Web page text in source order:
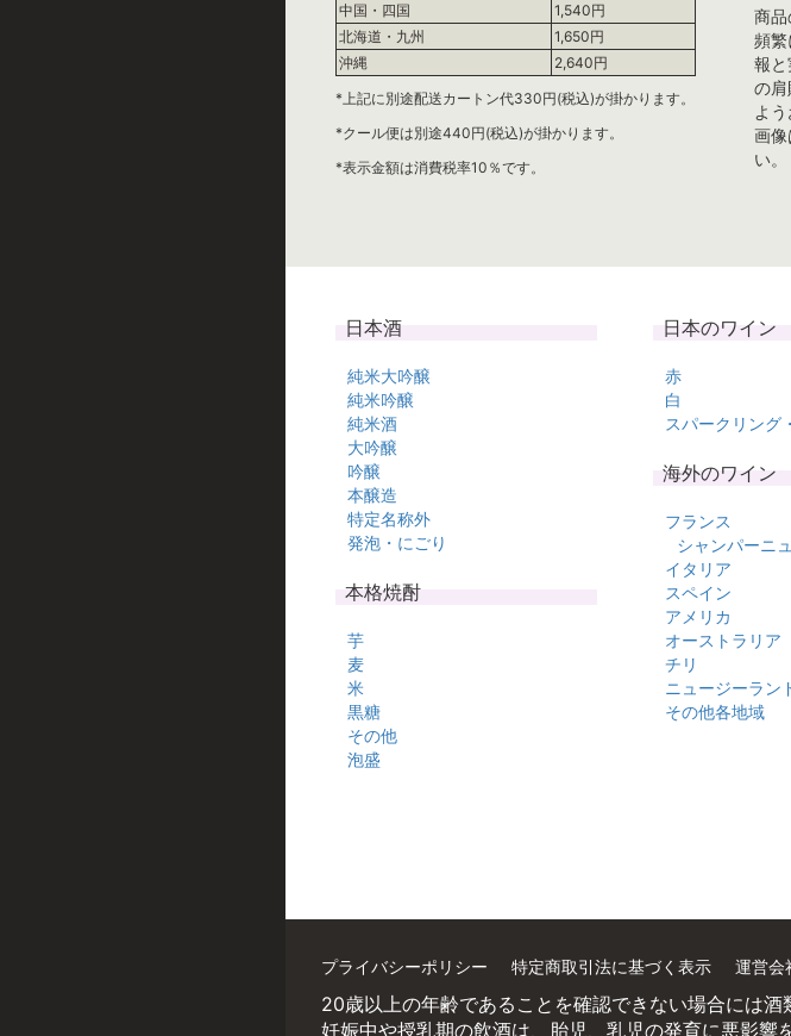
中国・四国
1,540円
北海道・九州
1,650円
沖縄
2,640円
*上記に別途配送カートン代330円(税込)が掛かります。
*クール便は別途440円(税込)が掛かります。
*表示金額は消費税率10％です。
商
頻
報
の
よう
画像
い。
日本酒
純米大吟醸
純米吟醸
純米酒
大吟醸
吟醸
本醸造
特定名称外
発泡・にごり
本格焼酎
芋
麦
米
黒糖
その他
泡盛
日本のワイン
赤
白
スパークリング
海外のワイン
フランス
シャンパーニュ
イタリア
スペイン
アメリカ
オーストラリア
チリ
ニュージーラン
その他各地域
プライバシーポリシー 特定商取引法に基づく表示 運営会
20歳以上の年齢であることを確認できない場合には酒
妊娠中や授乳期の飲酒は、胎児、乳児の発育に悪影響